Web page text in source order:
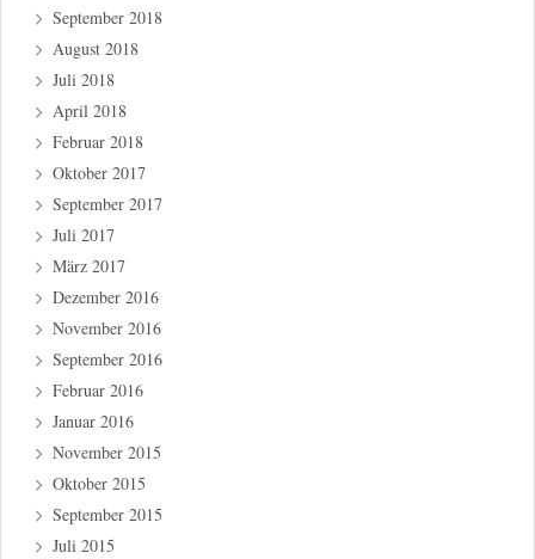
September 2018
August 2018
Juli 2018
April 2018
Februar 2018
Oktober 2017
September 2017
Juli 2017
März 2017
Dezember 2016
November 2016
September 2016
Februar 2016
Januar 2016
November 2015
Oktober 2015
September 2015
Juli 2015